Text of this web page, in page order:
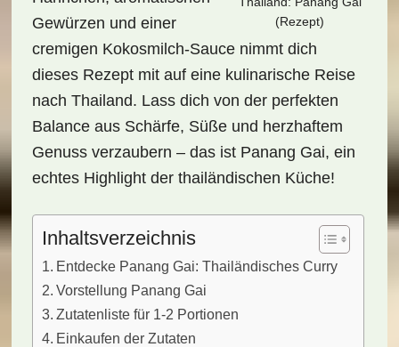
(Rezept)
Gewürzen und einer
cremigen Kokosmilch-Sauce nimmt dich
dieses Rezept mit auf eine kulinarische Reise
nach Thailand. Lass dich von der perfekten
Balance aus Schärfe, Süße und herzhaftem
Genuss verzaubern – das ist Panang Gai, ein
echtes Highlight der thailändischen Küche!
Inhaltsverzeichnis
Entdecke Panang Gai: Thailändisches Curry
Vorstellung Panang Gai
Zutatenliste für 1-2 Portionen
Einkaufen der Zutaten